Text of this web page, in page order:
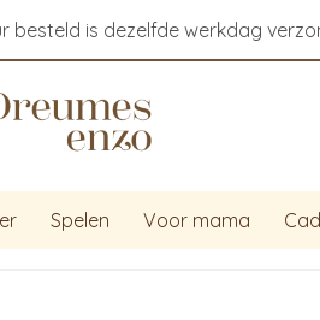
besteld is dezelfde werkdag
Spelen Voor mama